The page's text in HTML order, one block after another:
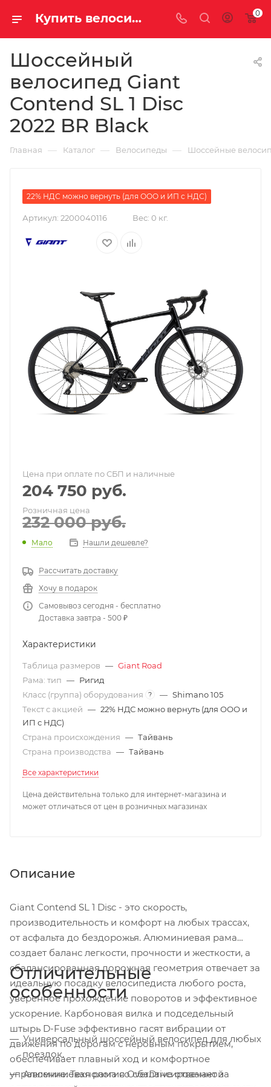
Купить велосипед для шоссе Giant Contend SL 1 Disc 2022 BR Black на за 142720.00000000 рублей в Саратове и Энгельсе 0
Шоссейный
велосипед Giant
Contend SL 1 Disc
2022 BR Black
Главная — Каталог — Велосипеды — Шоссейные
22% НДС можно вернуть (для ООО и ИП с НДС)
Артикул: 2200040116 Вес: 0 кг.
Цена при оплате по СБП и наличные
204 750 руб.
Розничная цена
232 000руб.
Мало Нашли дешевле?
Рассчитать доставку
Хочу в подарок
Самовывоз сегодня - бесплатно
Доставка завтра - 500 ₽
Характеристики
Таблица размеров — Giant Road
Рама: тип — Ригид
Класс (группа) оборудования
? — Shimano 105
Текст с акцией — 22% НДС можно вернуть (для ООО и
ИП с НДС)
Страна происхождения — Тайвань
Страна производства — Тайвань
Все характеристики
Цена действительна только для интернет-магазина и
может отличаться от цен в розничных магазинах
Описание
Giant Contend SL 1 Disc - это скорость,
производительность и комфорт на любых трассах,
от асфальта до бездорожья. Алюминиевая рама
создает баланс легкости, прочности и жесткости, а
сбалансированная дорожная геометрия отвечает за
идеальную посадку велосипедиста любого роста,
уверенное прохождение поворотов и эффективное
ускорение. Карбоновая вилка и подседельный
штырь D-Fuse эффективно гасят вибрации от
движения по дорогам с неровным покрытием,
обеспечивает плавный ход и комфортное
управление. Технология OverDrive отвечает за
Отличительные
особенности
Универсальный шоссейный велосипед для любых
поездок.
Алюминиевая рама со сбалансированной